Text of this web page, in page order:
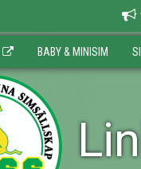
BABY & MINISIM